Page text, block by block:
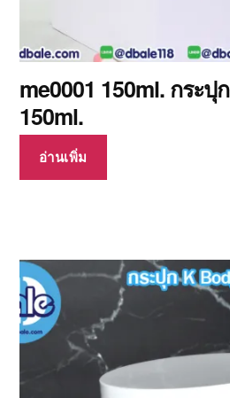
me0001 150ml. กระ
150ml.
อ่านเพิ่ม